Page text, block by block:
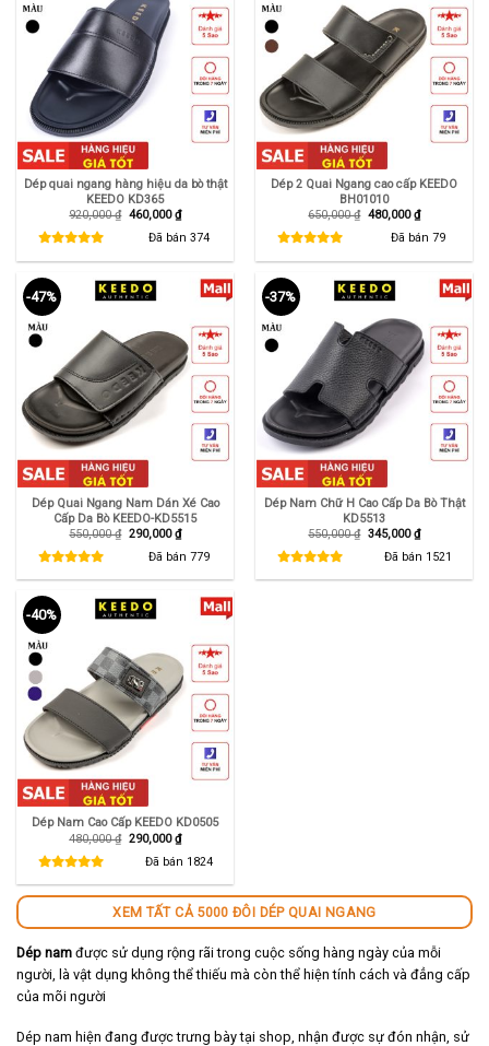
Dép quai ngang hàng hiệu da bò thật
KEEDO KD365
920,000₫ Giá
460,000₫Giá
hiện
tại
Đã bán 374
Dép 2 Quai Ngang cao cấp KEEDO
BH01010
650,000₫ Giá
480,000₫Giá
hiện
tại
Đã bán 79
-47%
Dép Quai Ngang Nam Dán Xé Cao
Cấp Da Bò KEEDO-KD5515
550,000₫ Giá
550,000 ₫.
290,000₫Giá
hiện
tại
là:
290,000 ₫.
Đã bán 779
-37%
Dép Nam Chữ H Cao Cấp Da Bò Thật
KD5513
550,000₫ Giá
550,000 ₫.
345,000₫Giá
hiện
tại
là:
345,000 ₫.
Đã bán 1521
-40%
Dép Nam Cao Cấp KEEDO KD0505
480,000₫ Giá
480,000 ₫.
290,000₫Giá
hiện
tại
là:
Đã bán 1824
XEM TẤT CẢ 5000 ĐÔI DÉP QUAI NGANG
Dép nam được sử dụng rộng rãi trong cuộc sống hàng ngày của mỗi
người, là vật dụng không thể thiếu mà còn thể hiện tính cách và đẳng cấp
của mõi người
Dép nam hiện đang được trưng bày tại shop, nhận được sự đón nhận, sử